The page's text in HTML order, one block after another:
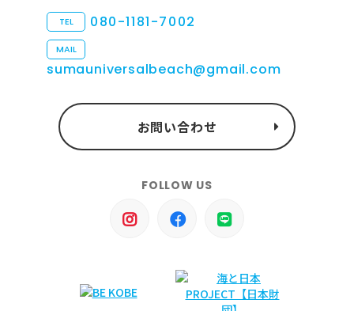
TEL 080-1181-7002
MAIL
sumauniversalbeach@gmail.com
お問い合わせ
FOLLOW US